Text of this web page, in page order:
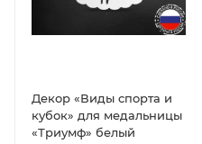
Декор «Виды спорта и
кубок» для медальницы
«Триумф» белый